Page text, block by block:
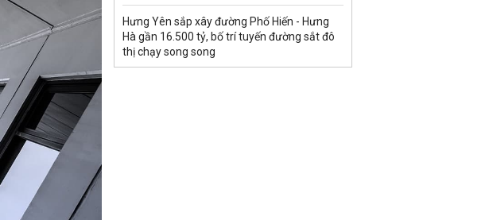
Hưng Yên sắp xây đường Phố Hiến - Hưng
Hà gần 16.500 tỷ, bố trí tuyến đường sắt đô
thị chạy song song